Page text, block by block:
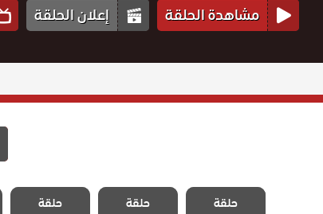
مشاهدة الحلقة إعلان الحلقة
الموسم الرابع
حلقة
مسلسل الحفرة
الموسم الرابع
حلقة
مسلسل الحفرة
الموسم الرابع
حلقة